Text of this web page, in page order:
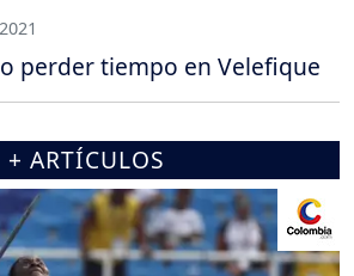
perder tiempo en Velefique
+ ARTÍCULOS